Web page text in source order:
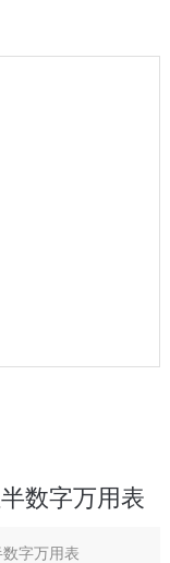
数字万用表
字万用表